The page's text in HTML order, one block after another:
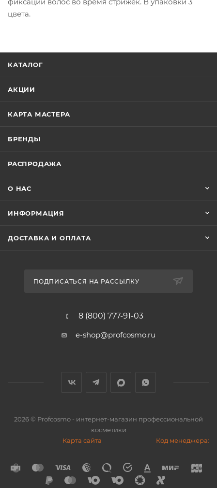
цвета.
КАТАЛОГ
АКЦИИ
КАРТА МАСТЕРА
БРЕНДЫ
РАСПРОДАЖА
О НАС
ИНФОРМАЦИЯ
ДОСТАВКА И ОПЛАТА
ПОДПИСАТЬСЯ НА РАССЫЛКУ
8 (800) 777-91-03
e-shop@profcosmo.ru
2026© Profcosmo - интернет-магазин профессиональной
косметики
Карта сайта
Код менеджера: